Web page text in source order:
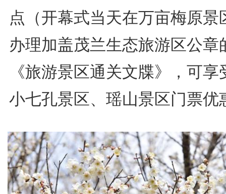
点（开幕式当天在万亩梅原景
办理加盖茂兰生态旅游区公章
《旅游景区通关文牒》，可享
小七孔景区、瑶山景区门票优